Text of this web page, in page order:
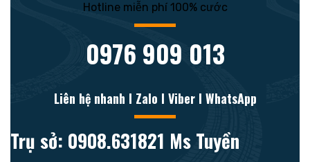
Hotline miễn phí 100% cước
0976 909 013
Liên hệ nhanh l Zalo l Viber l WhatsApp
Trụ sở: 0908.631821 Ms Tuyền